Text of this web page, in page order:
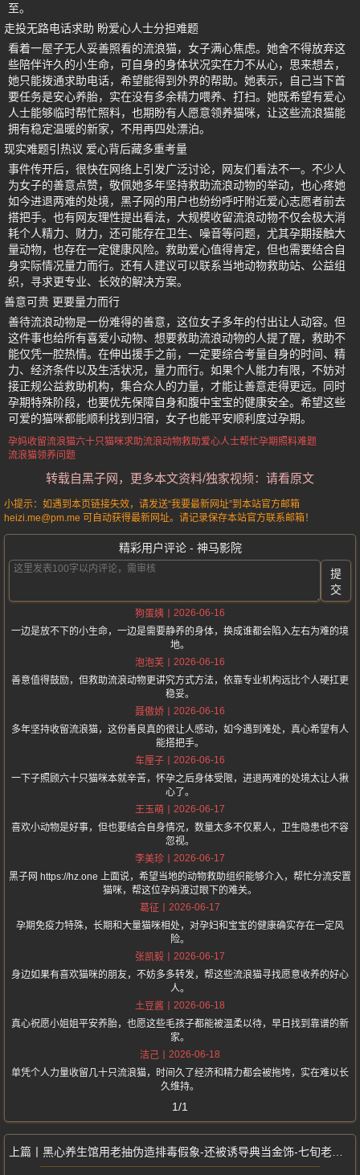
至。
走投无路电话求助 盼爱心人士分担难题
看着一屋子无人妥善照看的流浪猫，女子满心焦虑。她舍不得放弃这
些陪伴许久的小生命，可自身的身体状况实在力不从心，思来想去，
她只能拨通求助电话，希望能得到外界的帮助。她表示，自己当下首
要任务是安心养胎，实在没有多余精力喂养、打扫。她既希望有爱心
人士能够临时帮忙照料，也期盼有人愿意领养猫咪，让这些流浪猫能
拥有稳定温暖的新家，不用再四处漂泊。
现实难题引热议 爱心背后藏多重考量
事件传开后，很快在网络上引发广泛讨论，网友们看法不一。不少人
为女子的善意点赞，敬佩她多年坚持救助流浪动物的举动，也心疼她
如今进退两难的处境，黑子网的用户也纷纷呼吁附近爱心志愿者前去
搭把手。也有网友理性提出看法，大规模收留流浪动物不仅会极大消
耗个人精力、财力，还可能存在卫生、噪音等问题，尤其孕期接触大
量动物，也存在一定健康风险。救助爱心值得肯定，但也需要结合自
身实际情况量力而行。还有人建议可以联系当地动物救助站、公益组
织，寻求更专业、长效的解决方案。
善意可贵 更要量力而行
善待流浪动物是一份难得的善意，这位女子多年的付出让人动容。但
这件事也给所有喜爱小动物、想要救助流浪动物的人提了醒，救助不
能仅凭一腔热情。在伸出援手之前，一定要综合考量自身的时间、精
力、经济条件以及生活状况，量力而行。如果个人能力有限，不妨对
接正规公益救助机构，集合众人的力量，才能让善意走得更远。同时
孕期特殊阶段，也要优先保障自身和腹中宝宝的健康安全。希望这些
可爱的猫咪都能顺利找到归宿，女子也能平安顺利度过孕期。
孕妈收留流浪猫六十只猫咪求助流浪动物救助爱心人士帮忙孕期照料难题
流浪猫领养问题
转载自黑子网，更多本文资料/独家视频：请看原文
小提示：如遇到本页链接失效，请发送“我要最新网址”到本站官方邮箱
heizi.me@pm.me 可自动获得最新网址。请记录保存本站官方联系邮箱！
精彩用户评论 - 神马影院
提
交
狗蛋姨
2026-06-16
一边是放不下的小生命，一边是需要静养的身体，换成谁都会陷入左右为难的境
地。
泡泡芙
2026-06-16
善意值得鼓励，但救助流浪动物更讲究方式方法，依靠专业机构远比个人硬扛更
稳妥。
聂傲娇
2026-06-16
多年坚持收留流浪猫，这份善良真的很让人感动，如今遇到难处，真心希望有人
能搭把手。
车厘子
2026-06-16
一下子照顾六十只猫咪本就辛苦，怀孕之后身体受限，进退两难的处境太让人揪
心了。
王玉萌
2026-06-17
喜欢小动物是好事，但也要结合自身情况，数量太多不仅累人，卫生隐患也不容
忽视。
李美珍
2026-06-17
黑子网 https://hz.one 上面说，希望当地的动物救助组织能够介入，帮忙分流安置
猫咪，帮这位孕妈渡过眼下的难关。
葛征
2026-06-17
孕期免疫力特殊，长期和大量猫咪相处，对孕妇和宝宝的健康确实存在一定风
险。
张凯毅
2026-06-17
身边如果有喜欢猫咪的朋友，不妨多多转发，帮这些流浪猫寻找愿意收养的好心
人。
土豆酱
2026-06-18
真心祝愿小姐姐平安养胎，也愿这些毛孩子都能被温柔以待，早日找到靠谱的新
家。
洁己
2026-06-18
单凭个人力量收留几十只流浪猫，时间久了经济和精力都会被拖垮，实在难以长
久维持。
1/1
黑心养生馆用老抽伪造排毒假象-还被诱导典当金饰-七旬老人被骗70万